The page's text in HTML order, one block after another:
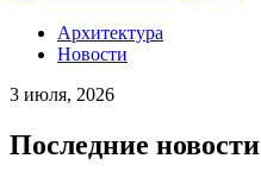
Архитектура
Новости
3 июля, 2026
Последние новости